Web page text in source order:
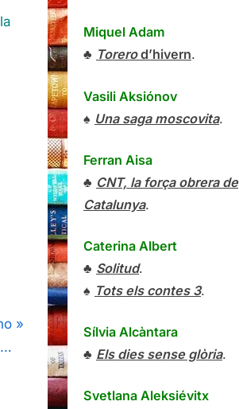
Miquel Adam
♣ Torerod’hivern.
Vasili Aksiónov
♠ Una saga moscovita.
Ferran Aisa
♣ CNT, la força obrera de
Catalunya.
Caterina Albert
♣ Solitud.
♠ Tots els contes 3.
Sílvia Alcàntara
♣ Els dies sense glòria.
Svetlana Aleksiévitx